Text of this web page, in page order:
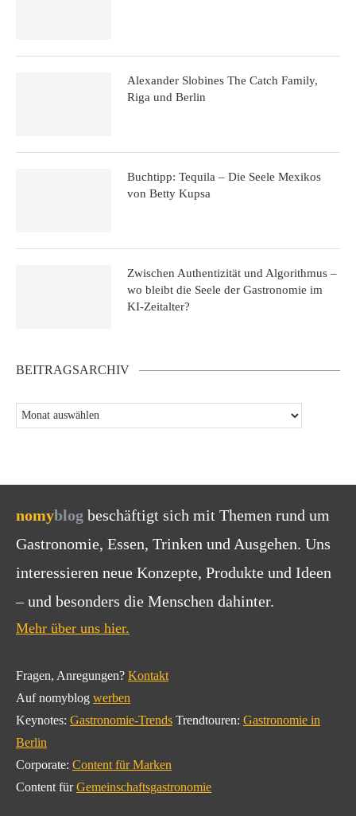
Alexander Slobines The Catch Family,
Riga und Berlin
Buchtipp: Tequila – Die Seele Mexikos
von Betty Kupsa
Zwischen Authentizität und Algorithmus –
wo bleibt die Seele der Gastronomie im
KI-Zeitalter?
BEITRAGSARCHIV
nomyblog beschäftigt sich mit Themen rund um
Gastronomie, Essen, Trinken und Ausgehen. Uns
interessieren neue Konzepte, Produkte und Ideen
– und besonders die Menschen dahinter.
Mehr über uns hier.
Fragen, Anregungen? Kontakt
Auf nomyblog werben
Keynotes: Gastronomie-Trends Trendtouren: Gastronomie in
Berlin
Corporate: Content für Marken
Content fürGemeinschaftsgastronomie